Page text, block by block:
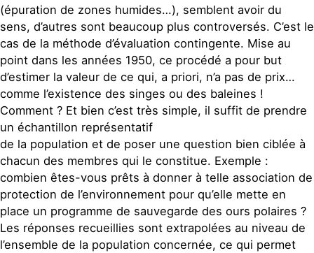
(épuration de zones humides…), semblent avoir du
sens, d’autres sont beaucoup plus controversés. C’est le
cas de la méthode d’évaluation contingente. Mise au
point dans les années 1950, ce procédé a pour but
d’estimer la valeur de ce qui, a priori, n’a pas de prix…
comme l’existence des singes ou des baleines !
Comment ? Et bien c’est très simple, il suffit de prendre
un échantillon représentatif
de la population et de poser une question bien ciblée à
chacun des membres qui le constitue. Exemple :
combien êtes-vous prêts à donner à telle association de
protection de l’environnement pour qu’elle mette en
place un programme de sauvegarde des ours polaires ?
Les réponses recueillies sont extrapolées au niveau de
l’ensemble de la population concernée, ce qui permet